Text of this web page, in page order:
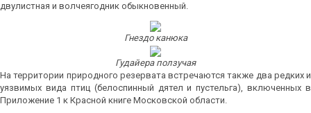
двулистная и волчеягодник обыкновенный.
Гнездо канюка
Гудайера ползучая
На территории природного резервата встречаются также два редких и
уязвимых вида птиц (белоспинный дятел и пустельга), включенных в
Приложение 1 к Красной книге Московской области.